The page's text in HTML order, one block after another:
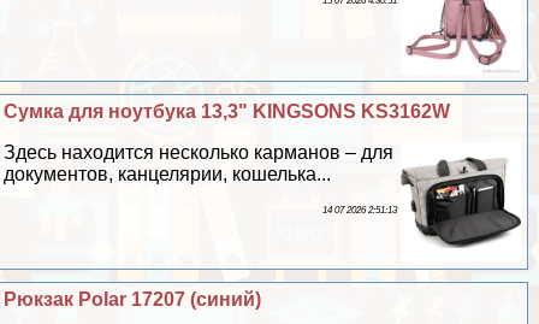
Сумка для ноутбука 13,3" KINGSONS KS3162W
Здесь находится несколько карманов – для
документов, канцелярии, кошелька...
14 07 2026 2:51:13
Рюкзак Polar 17207 (синий)